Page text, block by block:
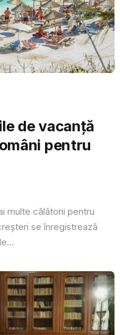
de vacanță
pentru
multe călătorii pentru
se înregistrează